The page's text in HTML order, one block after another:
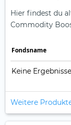
Hier findest du
Commodity
Fonds­name
Keine Ergebnisse
Weitere